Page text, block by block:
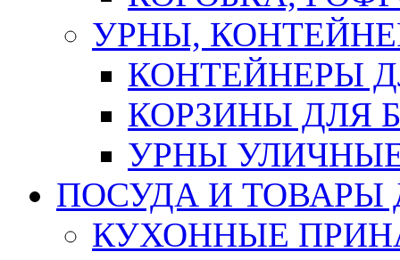
УРНЫ,
КОНТЕЙНЕРЫ
КОРЗИНЫ ДЛЯ
УРНЫ
ПОСУДА И ТОВАРЫ
КУХОННЫЕ